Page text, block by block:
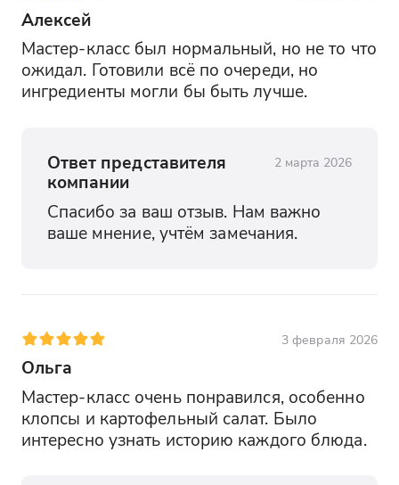
Алексей
Мастер-класс был нормальный, но не то что
ожидал. Готовили всё по очереди, но
ингредиенты могли бы быть лучше.
Ответ представителя
компании
2 марта 2026
Спасибо за ваш отзыв. Нам важно
ваше мнение, учтём замечания.
3 февраля 2026
Ольга
Мастер-класс очень понравился, особенно
клопсы и картофельный салат. Было
интересно узнать историю каждого блюда.